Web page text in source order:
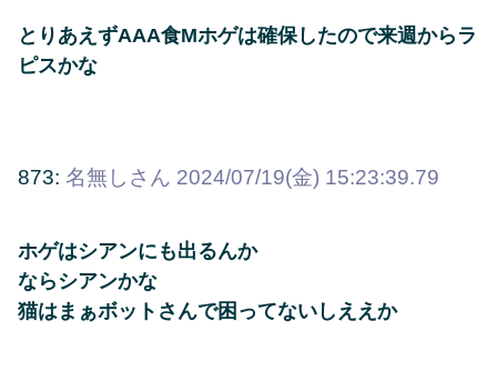
とりあえずAAA食Mホゲは確保したので来週からラ
ピスかな
873: 名無しさん 2024/07/19(金) 15:23:39.79
ホゲはシアンにも出るんか
ならシアンかな
猫はまぁボットさんで困ってないしええか